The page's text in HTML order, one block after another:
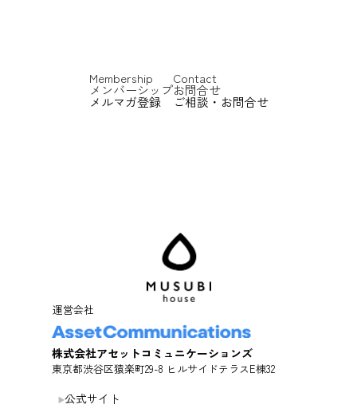
Membership
メンバーシップ
メルマガ登録
Contact
お問合せ
ご相談・お問合せ
運営会社
株式会社アセットコミュニケーションズ
東京都渋谷区猿楽町29-8 ヒルサイドテラスE棟32
公式サイト